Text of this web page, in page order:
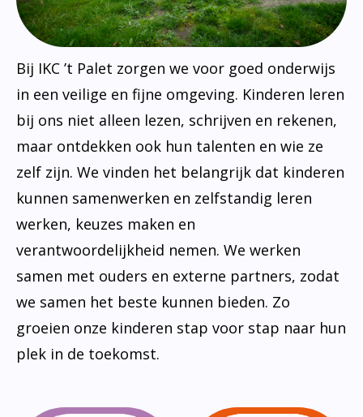
Bij IKC ’t Palet zorgen we voor goed onderwijs
in een veilige en fijne omgeving. Kinderen leren
bij ons niet alleen lezen, schrijven en rekenen,
maar ontdekken ook hun talenten en wie ze
zelf zijn. We vinden het belangrijk dat kinderen
kunnen samenwerken en zelfstandig leren
werken, keuzes maken en
verantwoordelijkheid nemen. We werken
samen met ouders en externe partners, zodat
we samen het beste kunnen bieden. Zo
groeien onze kinderen stap voor stap naar hun
plek in de toekomst.